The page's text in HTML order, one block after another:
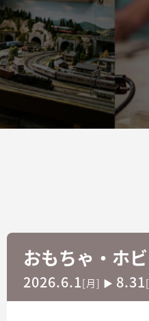
おもちゃ・ホ
2026.6.1[月] ▶ 8.31